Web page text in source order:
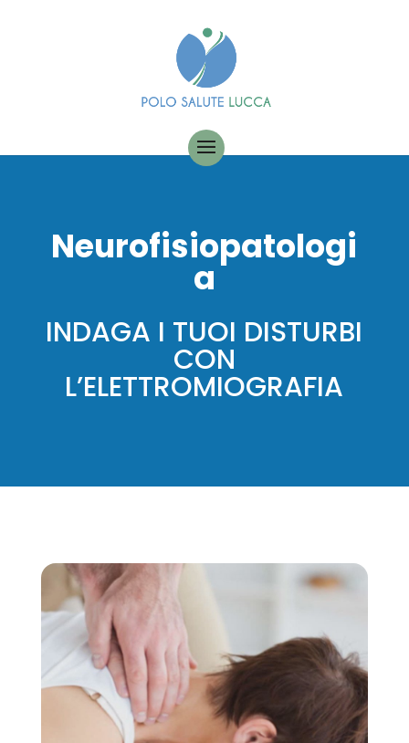
Neurofisiopatologi
a
INDAGA I TUOI DISTURBI
CON
L’ELETTROMIOGRAFIA